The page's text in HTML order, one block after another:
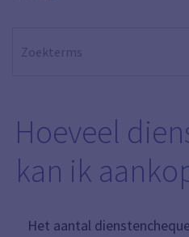
Hoeveel
kan ik
Het aantal